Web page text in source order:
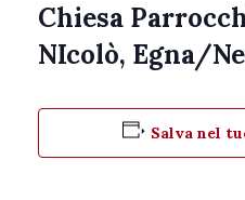
Chiesa
NIcolò, Egna/
Salva nel